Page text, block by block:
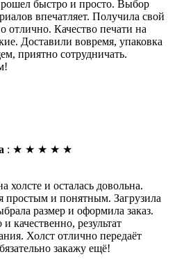
быстро и просто. Выбор
впечатляет. Получила свой
отлично. Качество печати на
Доставили вовремя, упаковка
приятно сотрудничать.
: ★ ★ ★ ★ ★
холсте и осталась довольна.
простым и понятным. Загрузила
размер и оформила заказ.
качественно, результат
Холст отлично передаёт
закажу ещё!